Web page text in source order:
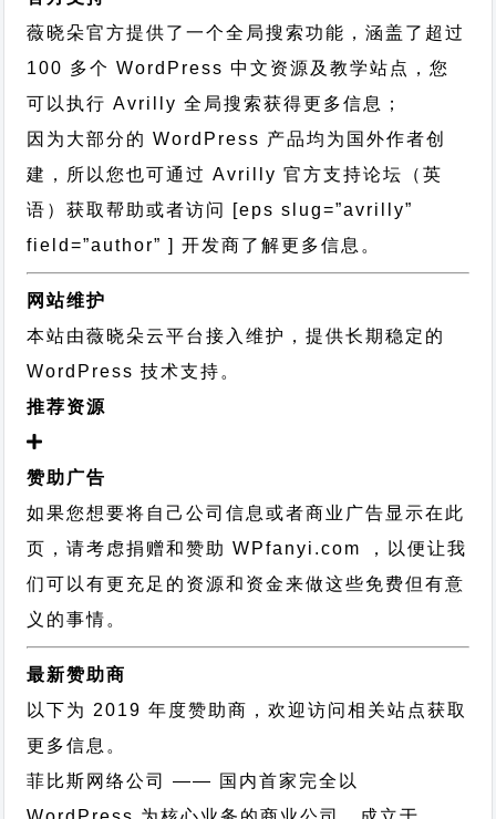
薇晓朵官方提供了一个全局搜索功能，涵盖了超过
100 多个 WordPress 中文资源及教学站点，您
可以执行 Avrilly 全局搜索获得更多信息；
因为大部分的 WordPress 产品均为国外作者创
建，所以您也可通过Avrilly 官方支持论坛
（英
语）获取帮助或者访问 [eps slug=”avrilly”
field=”author” ] 开发商了解更多信息。
网站维护
本站由薇晓朵云平台接入维护，提供长期稳定的
WordPress 技术支持 。
推荐资源
赞助广告
如果您想要将自己公司信息或者商业广告显示在此
页，请考虑捐赠和赞助 WPfanyi.com ，以便让我
们可以有更充足的资源和资金来做这些免费但有意
义的事情。
最新赞助商
以下为 2019 年度赞助商，欢迎访问相关站点获取
更多信息。
菲比斯网络公司
—— 国内首家完全以